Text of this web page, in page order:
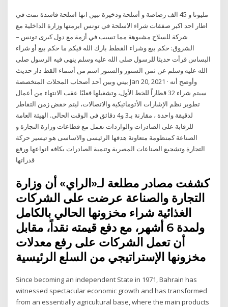
مليونا و 45 الف رصاصة و أسلحة وذخيرة تبين انها اسلحة فاسدة تمت في
اطار احد اكبر صفقات شراء الاسلحة في تونس ابرمتها وزارة الداخلية مع
شركة للسلاح مشبوهة مما تسبب في أزمة مع دول كبرى تونس –
الشروق: حكم بيع وشراء القطط بارك الله فيكم ما حكم بيع أو شراء
البساس قرأت حديثا للرسول صلى الله عليه وسلم ينهى فيه الرسول صلى
الله عليه وسلم عن ثمن السنور والسنور اسم من أسماء القط دار حديث
بيني وبين أحد أصحاب المحلات المتخصصة Jan 20, 2021 · وأوضح أنه
سيتم شراء 32 قطاراً للخط الأول، وتشغيلها فعليًا عقب الانتهاء من أعمال
تطوير نظم الإشارات الأتوماتيكية والاتصالات، ليتم خفض زمن التقاطر
لدقيقة واحدة ، مقارنة بـ3 و4 دقائق فى الوقت الحالى. الهيئة العامة
للرقابة على الصادرات والواردات تعمل مع قطاعات وزارة التجارة و
الصناعة كمنظومة متعاونة هدفها الرئيسى والاساسى هو تيسير حركة
التجارة وتشجيع الصناعات المصرية وتنمية الصادرات بكافه انواعها ورفع
قدراتها
كشفت مصادر مطلعة لـ«الراي» أن وزارة
التجارة والصناعة عرضت على الشركات
الغذائية شراء مخزونها الحالي بالكامل
ولمدة 6 أشهر، مع دفع قيمته نقداً، مقابل
أن تعمل الشركات على رفع معدلات
مخزونها الإستراتيجي من السلع الرئيسية
Since becoming an independent State in 1971, Bahrain has
witnessed spectacular economic growth and has transformed
from an essentially agricultural base, where the main products